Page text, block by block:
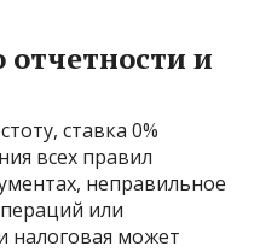
отчетности и
ставка 0%
всех правил
неправильное
или
налоговая может